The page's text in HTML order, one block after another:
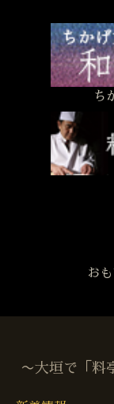
ち
お
〜大垣で「料